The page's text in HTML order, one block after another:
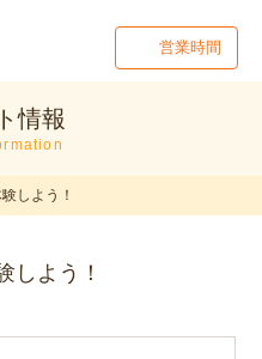
営業時間
情報
しよう！
しよう！